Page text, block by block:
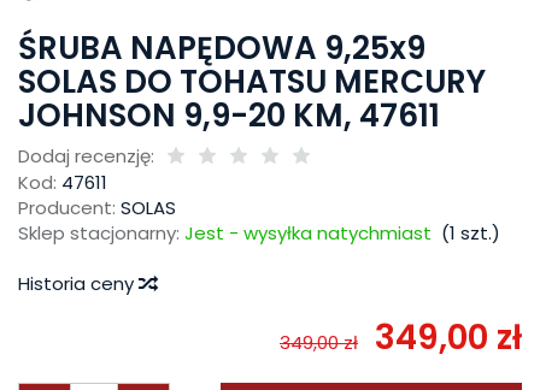
ŚRUBA NAPĘDOWA 9,25x9
SOLAS DO TOHATSU MERCURY
JOHNSON 9,9-20 KM, 47611
Dodaj recenzję:
Kod: 47611
Producent: SOLAS
Sklep stacjonarny: Jest - wysyłka natychmiast (1 szt.)
Historia ceny
349,00 zł 349,00 zł